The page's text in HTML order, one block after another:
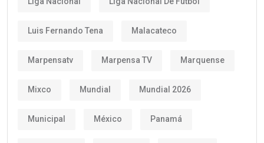
Luis Fernando Tena Malacateco
Marpensatv Marpensa TV Marquense
Mixco Mundial Mundial 2026
Municipal México Panamá